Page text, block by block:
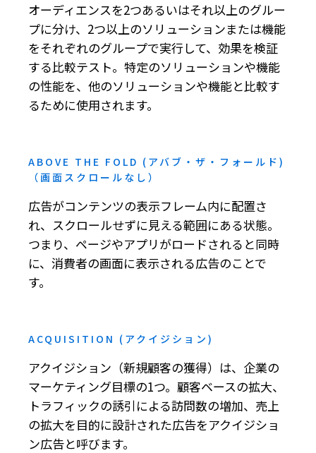
オーディエンスを2つあるいはそれ以上のグルー
プに分け、2つ以上のソリューションまたは機能
をそれぞれのグループで実行して、効果を検証
する比較テスト。特定のソリューションや機能
の性能を、他のソリューションや機能と比較す
るために使用されます。
ABOVE THE FOLD (アバブ・ザ・フォールド)
（画面スクロールなし）
広告がコンテンツの表示フレーム内に配置さ
れ、スクロールせずに見える範囲にある状態。
つまり、ページやアプリがロードされると同時
に、消費者の画面に表示される広告のことで
す。
ACQUISITION (アクイジション)
アクイジション（新規顧客の獲得）は、企業の
マーケティング目標の1つ。顧客ベースの拡大、
トラフィックの誘引による訪問数の増加、売上
の拡大を目的に設計された広告をアクイジショ
ン広告と呼びます。